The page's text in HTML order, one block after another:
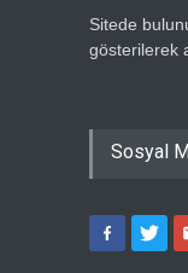
Sitede
gösterilerek
Sosyal